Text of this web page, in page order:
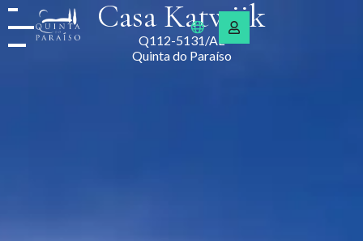
Casa Katwijk
Q112-5131/AL
Quinta do Paraíso